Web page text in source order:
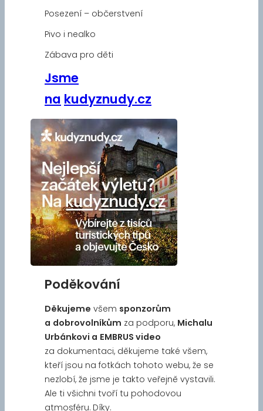
Posezení – občerstvení
Pivo i nealko
Zábava pro děti
Jsme
na kudyznudy.cz
Poděkování
Děkujeme všem sponzorům
a dobrovolníkům za podporu, Michalu
Urbánkovi a EMBRUS video
za dokumentaci, děkujeme také všem,
kteří jsou na fotkách tohoto webu, že se
nezlobí, že jsme je takto veřejně vystavili.
Ale ti všichni tvoří tu pohodovou
atmosféru. Díky.